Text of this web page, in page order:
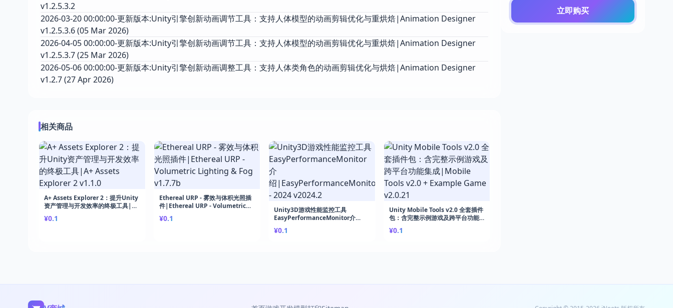
v1.2.5.3.2
2026-03-20 00:00:00-更新版本:Unity引擎创新动画调节工具：支持人体模型的动画剪辑优化与重烘焙|Animation Designer
v1.2.5.3.6 (05 Mar 2026)
2026-04-05 00:00:00-更新版本:Unity引擎创新动画调节工具：支持人体模型的动画剪辑优化与重烘焙|Animation Designer
v1.2.5.3.7 (25 Mar 2026)
2026-05-06 00:00:00-更新版本:Unity引擎创新动画调整工具：支持人体类角色的动画剪辑优化与烘焙|Animation Designer
v1.2.7 (27 Apr 2026)
相关商品
A+ Assets Explorer 2：提升Unity
资产管理与开发效率的终极工具|A+
¥0.1
Ethereal URP - 雾效与体积光照插
件|Ethereal URP - Volumetric
¥0.1
Unity3D游戏性能监控工具
EasyPerformanceMonitor介
2024 v2024.2
¥0.1
Unity Mobile Tools v2.0 全套插件
包：含完整示例游戏及跨平台功能
Example Game v2.0.21
¥0.1
立即购买